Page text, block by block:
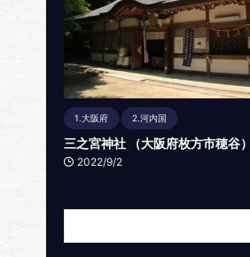
1.大阪府 2.河内国
三之宮神社 （大阪府枚方市穂谷）
2022/9/2